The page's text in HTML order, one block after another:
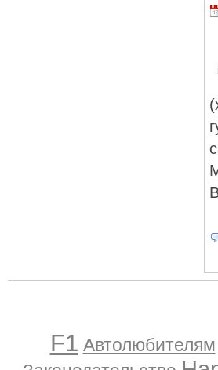
F1 Автолюбителям